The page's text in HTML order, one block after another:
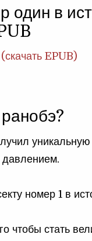
один в
EPUB)
давлением.
номер 1 в
чтобы стать